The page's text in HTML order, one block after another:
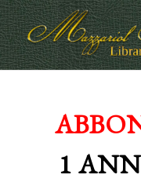
1